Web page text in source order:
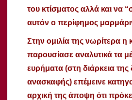
του κτίσματος αλλά και να
αυτόν ο περίφημος
Στην ομιλία της νωρίτερα η
παρουσίασε αναλυτικά τα
ευρήματα (στη διάρκεια της
ανασκαφής) επέμεινε
αρχική της άποψη ότι